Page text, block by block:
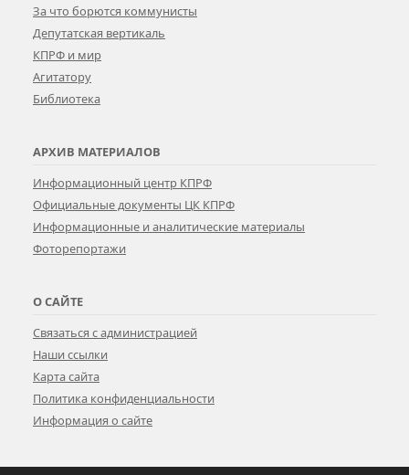
За что борются коммунисты
Депутатская вертикаль
КПРФ и мир
Агитатору
Библиотека
АРХИВ МАТЕРИАЛОВ
Информационный центр КПРФ
Официальные документы ЦК КПРФ
Информационные и аналитические материалы
Фоторепортажи
О САЙТЕ
Связаться с администрацией
Наши ссылки
Карта сайта
Политика конфиденциальности
Информация о сайте